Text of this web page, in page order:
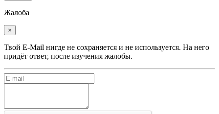
Жалоба
×
Твой E-Mail нигде не сохраняется и не используется. На него
придёт ответ, после изучения жалобы.